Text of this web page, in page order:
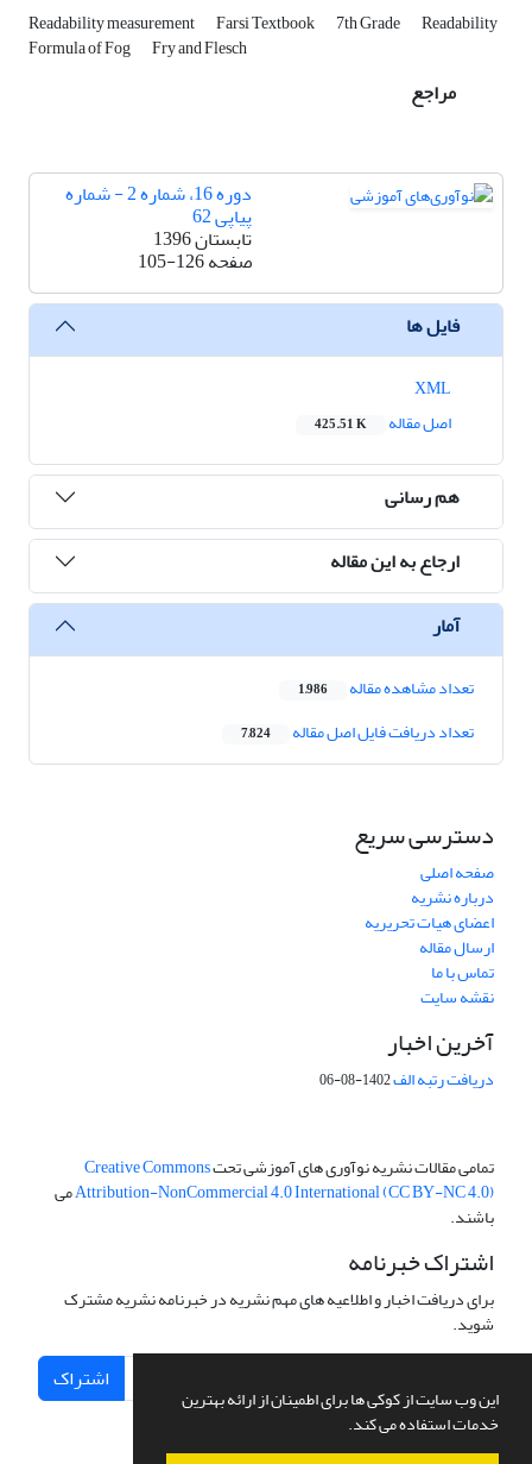
این وب سایت از کوکی ها برای اطمینان از ارائه بهترین
خدمات استفاده می کند.
Readability measurement Farsi Textbook 7th Grade Readability
Formula of Fog Fry and Flesch
مراجع
دوره 16، شماره 2 - شماره
پیاپی 62
تابستان 1396
صفحه105-126
فایل ها
اصل مقاله
425.51 K
هم رسانی
ارجاع به این مقاله
آمار
تعداد مشاهده مقاله 1,986
تعداد دریافت فایل اصل مقاله 7,824
دسترسی سریع
صفحه اصلی
درباره نشریه
اعضای هیات تحریریه
ارسال مقاله
تماس با ما
نقشه سایت
آخرین اخبار
دریافت رتبه الف1402-08-06
تمامی مقالات نشریه نوآوری های آموزشی تحتCreative Commons
Attribution-NonCommercial 4.0 International (CC BY-NC 4.0)می
باشند.
اشتراک خبرنامه
برای دریافت اخبار و اطلاعیه های مهم نشریه در خبرنامه نشریه مشترک
شوید.
اشتراک